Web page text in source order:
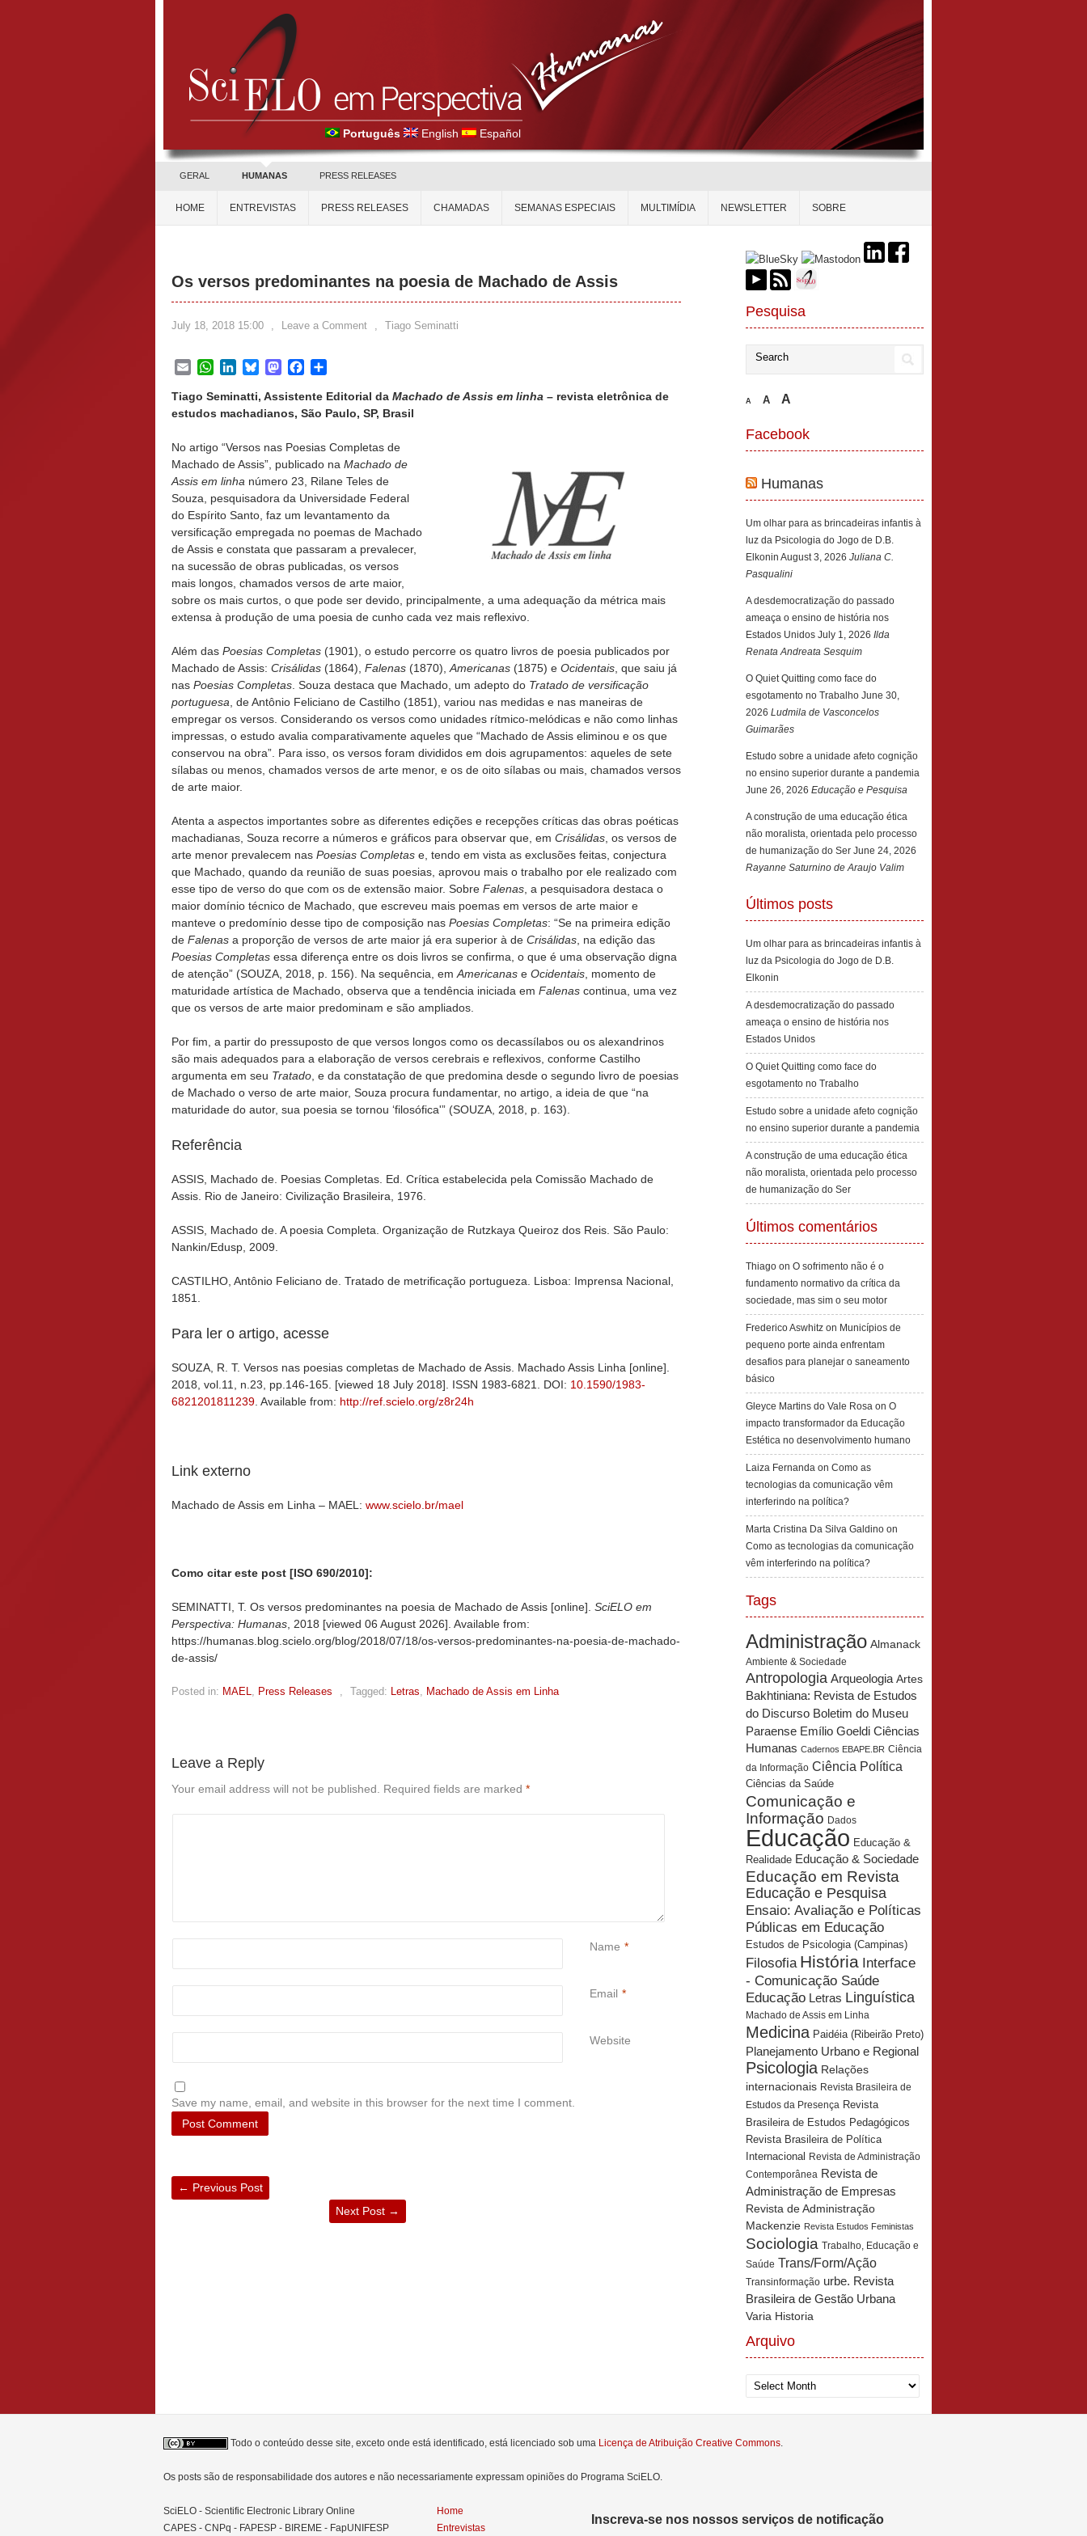
Português English Español
GERAL HUMANAS PRESS RELEASES
HOME ENTREVISTAS PRESS RELEASES CHAMADAS SEMANAS ESPECIAIS MULTIMÍDIA NEWSLETTER SOBRE
Os versos predominantes na poesia de Machado de Assis
July 18, 2018 15:00 , Leave a Comment , Tiago Seminatti
EmailWhatsApp
LinkedInBlueskyMastodonFacebook
Tiago Seminatti, Assistente Editorial da Machado de Assis em linha – revista eletrônica de
estudos machadianos, São Paulo, SP, Brasil
No artigo “Versos nas Poesias Completas de
Machado de Assis”, publicado na Machado de
Assis em linha número 23, Rilane Teles de
Souza, pesquisadora da Universidade Federal
do Espírito Santo, faz um levantamento da
versificação empregada no poemas de Machado
de Assis e constata que passaram a prevalecer,
na sucessão de obras publicadas, os versos
mais longos, chamados versos de arte maior,
sobre os mais curtos, o que pode ser devido, principalmente, a uma adequação da métrica mais
extensa à produção de uma poesia de cunho cada vez mais reflexivo.
Além das Poesias Completas (1901), o estudo percorre os quatro livros de poesia publicados por
Machado de Assis: Crisálidas (1864), Falenas (1870), Americanas (1875) e Ocidentais , que saiu já
nas Poesias Completas . Souza destaca que Machado, um adepto do Tratado de versificação
portuguesa , de Antônio Feliciano de Castilho (1851), variou nas medidas e nas maneiras de
empregar os versos. Considerando os versos como unidades rítmico-melódicas e não como linhas
impressas, o estudo avalia comparativamente aqueles que “Machado de Assis eliminou e os que
conservou na obra”. Para isso, os versos foram divididos em dois agrupamentos: aqueles de sete
sílabas ou menos, chamados versos de arte menor, e os de oito sílabas ou mais, chamados versos
de arte maior.
Atenta a aspectos importantes sobre as diferentes edições e recepções críticas das obras poéticas
machadianas, Souza recorre a números e gráficos para observar que, em Crisálidas , os versos de
arte menor prevalecem nas Poesias Completas e, tendo em vista as exclusões feitas, conjectura
que Machado, quando da reunião de suas poesias, aprovou mais o trabalho por ele realizado com
esse tipo de verso do que com os de extensão maior. Sobre Falenas , a pesquisadora destaca o
maior domínio técnico de Machado, que escreveu mais poemas em versos de arte maior e
manteve o predomínio desse tipo de composição nas Poesias Completas: “Se na primeira edição
de Falenas a proporção de versos de arte maior já era superior à de Crisálidas , na edição das
Poesias Completas essa diferença entre os dois livros se confirma, o que é uma observação digna
de atenção” (SOUZA, 2018, p. 156). Na sequência, em Americanas e Ocidentais , momento de
maturidade artística de Machado, observa que a tendência iniciada em Falenas continua, uma vez
que os versos de arte maior predominam e são ampliados.
Por fim, a partir do pressuposto de que versos longos como os decassílabos ou os alexandrinos
são mais adequados para a elaboração de versos cerebrais e reflexivos, conforme Castilho
argumenta em seu Tratado , e da constatação de que predomina desde o segundo livro de poesias
de Machado o verso de arte maior, Souza procura fundamentar, no artigo, a ideia de que “na
maturidade do autor, sua poesia se tornou ‘filosófica'” (SOUZA, 2018, p. 163).
Referência
ASSIS, Machado de. Poesias Completas. Ed. Crítica estabelecida pela Comissão Machado de
Assis. Rio de Janeiro: Civilização Brasileira, 1976.
ASSIS, Machado de. A poesia Completa. Organização de Rutzkaya Queiroz dos Reis. São Paulo:
Nankin/Edusp, 2009.
CASTILHO, Antônio Feliciano de. Tratado de metrificação portugueza. Lisboa: Imprensa Nacional,
1851.
Para ler o artigo, acesse
SOUZA, R. T. Versos nas poesias completas de Machado de Assis. Machado Assis Linha [online].
2018, vol.11, n.23, pp.146-165. [viewed 18 July 2018]. ISSN 1983-6821. DOI: 10.1590/1983-
6821201811239 . Available from: http://ref.scielo.org/z8r24h
Link externo
Machado de Assis em Linha – MAEL: www.scielo.br/mael
Como citar este post [ISO 690/2010]:
SEMINATTI, T. Os versos predominantes na poesia de Machado de Assis [online]. SciELO em
Perspectiva: Humanas , 2018 [viewed 06 August 2026]. Available from:
https://humanas.blog.scielo.org/blog/2018/07/18/os-versos-predominantes-na-poesia-de-machado-
de-assis/
Posted in: MAEL, Press Releases , Tagged: Letras, Machado de Assis em Linha
Leave a Reply
Your email address will not be published. Required fields are marked *
Name *
Email *
Website
Save my name, email, and website in this browser for the next time I comment.
← Previous Post
Next Post →
Pesquisa
A A A
Facebook
Humanas
Um olhar para as brincadeiras infantis à
luz da Psicologia do Jogo de D.B.
Elkonin August 3, 2026 Juliana C.
Pasqualini
A desdemocratização do passado
ameaça o ensino de história nos
Estados Unidos July 1, 2026 Ilda
Renata Andreata Sesquim
O Quiet Quitting como face do
esgotamento no Trabalho June 30,
2026 Ludmila de Vasconcelos
Guimarães
Estudo sobre a unidade afeto cognição
no ensino superior durante a pandemia
June 26, 2026 Educação e Pesquisa
A construção de uma educação ética
não moralista, orientada pelo processo
de humanização do Ser June 24, 2026
Rayanne Saturnino de Araujo Valim
Últimos posts
Um olhar para as brincadeiras infantis à
luz da Psicologia do Jogo de D.B.
Elkonin
A desdemocratização do passado
ameaça o ensino de história nos
Estados Unidos
O Quiet Quitting como face do
esgotamento no Trabalho
Estudo sobre a unidade afeto cognição
no ensino superior durante a pandemia
A construção de uma educação ética
não moralista, orientada pelo processo
de humanização do Ser
Últimos comentários
Thiago on O sofrimento não é o
fundamento normativo da crítica da
sociedade, mas sim o seu motor
Frederico Aswhitz on Municípios de
pequeno porte ainda enfrentam
desafios para planejar o saneamento
básico
Gleyce Martins do Vale Rosa on O
impacto transformador da Educação
Estética no desenvolvimento humano
Laiza Fernanda on Como as
tecnologias da comunicação vêm
interferindo na política?
Marta Cristina Da Silva Galdino on
Como as tecnologias da comunicação
vêm interferindo na política?
Tags
Administração Almanack
Ambiente & Sociedade
Antropologia Arqueologia Artes
Bakhtiniana: Revista de Estudos
do Discurso Boletim do Museu
Paraense Emílio Goeldi Ciências
Humanas Cadernos EBAPE.BR Ciência
da Informação Ciência Política
Ciências da Saúde
Comunicação e
Informação Dados
Educação Educação &
Realidade Educação & Sociedade
Educação em Revista
Educação e Pesquisa
Ensaio: Avaliação e Políticas
Públicas em Educação
Estudos de Psicologia (Campinas)
Filosofia História Interface
- Comunicação Saúde
Educação Letras Linguística
Machado de Assis em Linha
Medicina Paidéia (Ribeirão Preto)
Planejamento Urbano e Regional
Psicologia Relações
internacionais Revista Brasileira de
Estudos da Presença Revista
Brasileira de Estudos Pedagógicos
Revista Brasileira de Política
Internacional Revista de Administração
Contemporânea Revista de
Administração de Empresas
Revista de Administração
Mackenzie Revista Estudos Feministas
Sociologia Trabalho, Educação e
Saúde Trans/Form/Ação
Transinformação urbe. Revista
Brasileira de Gestão Urbana
Varia Historia
Arquivo
Arquivo
Todo o conteúdo desse site, exceto onde está identificado, está licenciado sob uma Licença de Atribuição Creative Commons.
Os posts são de responsabilidade dos autores e não necessariamente expressam opiniões do Programa SciELO.
SciELO - Scientific Electronic Library Online
CAPES - CNPq - FAPESP - BIREME - FapUNIFESP
Home
Entrevistas
Inscreva-se nos nossos serviços de notificação